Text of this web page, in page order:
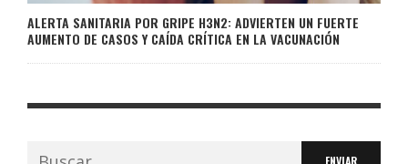
ALERTA SANITARIA POR GRIPE H3N2: ADVIERTEN UN FUERTE
AUMENTO DE CASOS Y CAÍDA CRÍTICA EN LA VACUNACIÓN
Buscar: